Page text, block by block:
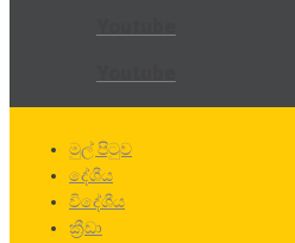
මුල් පිටුව
දේශීය
විදේශීය
ක්‍රීඩා